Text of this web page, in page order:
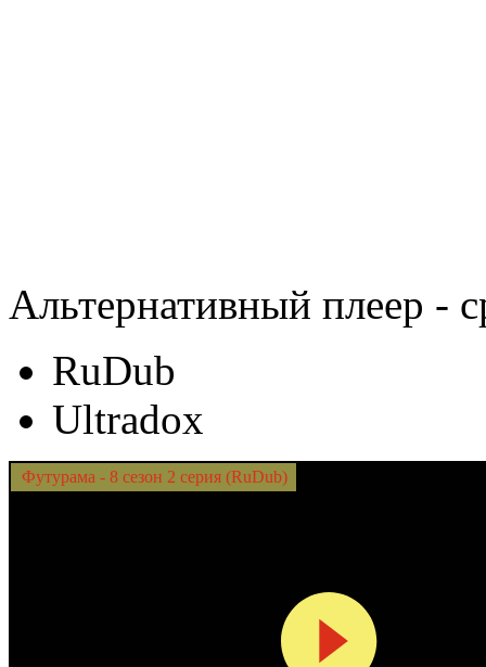
Альтернативный плеер -
RuDub
Ultradox
Футурама - 8 сезон 2 серия (RuDub)